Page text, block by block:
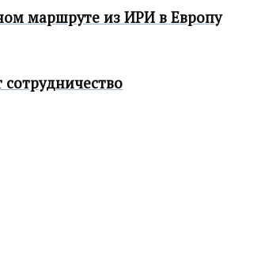
маршруте из ИРИ в Европу